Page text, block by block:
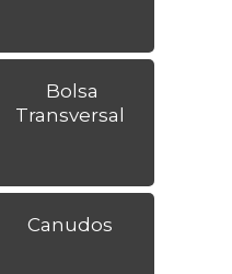
Bolsa
Transversal
Canudos